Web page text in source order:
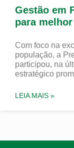
Gestão em
para
Com foco na
população, a
participou, na
estratégico
LEIA MAIS »